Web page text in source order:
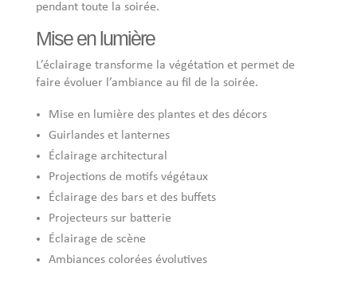
pendant toute la soirée.
Mise en lumière
L’éclairage transforme la végétation et permet de
faire évoluer l’ambiance au fil de la soirée.
Mise en lumière des plantes et des décors
Guirlandes et lanternes
Éclairage architectural
Projections de motifs végétaux
Éclairage des bars et des buffets
Projecteurs sur batterie
Éclairage de scène
Ambiances colorées évolutives